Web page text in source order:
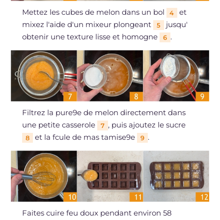
Mettez les cubes de melon dans un bol 4
et
mixez l'aide d'un mixeur plongeant
5
jusqu'
obtenir une texture lisse et homogne
6 .
Filtrez la pure9e de melon directement dans
une petite casserole
7 , puis ajoutez le sucre
8 et la fcule de mas tamise9e 9 .
Faites cuire feu doux pendant environ 58